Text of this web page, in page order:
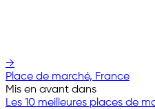
→
Place de marché, France
Mis en avant dans
Les 10 meilleures places de